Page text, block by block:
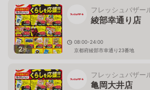
2枚
フレッシュバザー
綾部幸通り店
08:00-24:00
京都府綾部市幸通り23番地
フレッシュバザー
亀岡大井店